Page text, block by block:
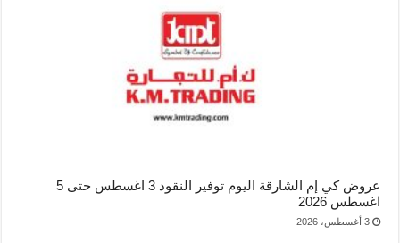
عروض كي إم الشارقة اليوم توفير النقود 3 اغسطس حتى 5
اغسطس 2026
3 أغسطس، 2026